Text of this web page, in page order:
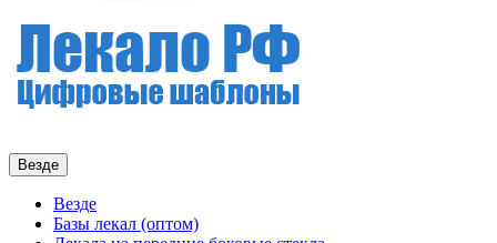
Везде
Везде
Базы лекал (оптом)